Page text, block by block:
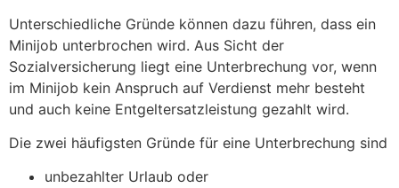
Unterschiedliche Gründe können dazu führen, dass ein
Minijob unterbrochen wird. Aus Sicht der
Sozialversicherung liegt eine Unterbrechung vor, wenn
im Minijob kein Anspruch auf Verdienst mehr besteht
und auch keine Entgeltersatzleistung gezahlt wird.
Die zwei häufigsten Gründe für eine Unterbrechung sind
unbezahlter Urlaub oder